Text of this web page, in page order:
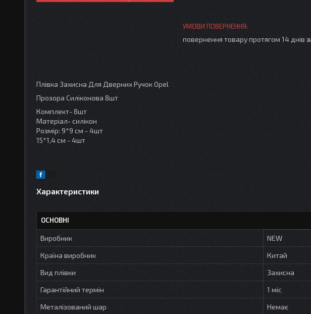
повернення товару протягом 14 днів
Плівка Захисна Для Дверних Ручок Opel
Прозора Силіконова 8шт
Комплект- 8шт
Матеріал- силікон
Розмір: 9*9 см - 4шт
15*1,4 см - 4шт
Характеристики
ОСНОВНІ
Виробник
NEW
Країна виробник
Китай
Вид плівки
Захисна
Гарантійний термін
1 міс
Металізований шар
Немає